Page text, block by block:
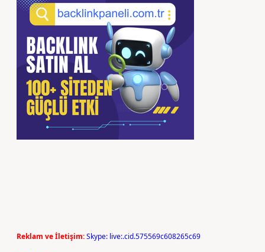
Reklam ve İletişim:Skype: live:.cid.575569c608265c69